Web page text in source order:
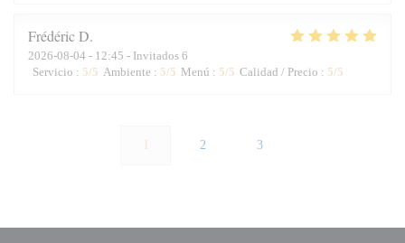
FrédéricD
2026-08-04 - 12:45 - Invitados 6
Servicio : 5/5 Ambiente : 5/5 Menú : 5/5 Calidad / Precio : 5/5
1 2 3